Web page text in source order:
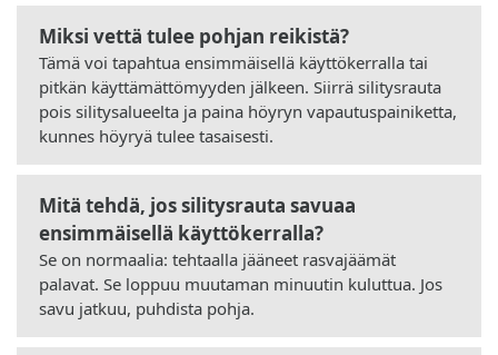
Miksi vettä tulee pohjan reikistä?
Tämä voi tapahtua ensimmäisellä käyttökerralla tai
pitkän käyttämättömyyden jälkeen. Siirrä silitysrauta
pois silitysalueelta ja paina höyryn vapautuspainiketta,
kunnes höyryä tulee tasaisesti.
Mitä tehdä, jos silitysrauta savuaa
ensimmäisellä käyttökerralla?
Se on normaalia: tehtaalla jääneet rasvajäämät
palavat. Se loppuu muutaman minuutin kuluttua. Jos
savu jatkuu, puhdista pohja.